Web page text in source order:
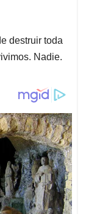
destruir toda
Nadie.